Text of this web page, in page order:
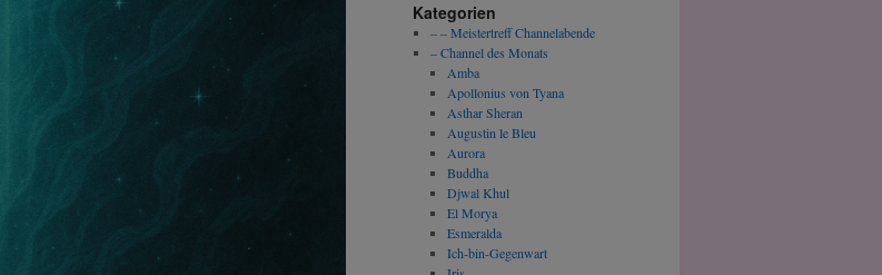
Kategorien
– – Meistertreff Channelabende
– Channel des Monats
Amba
Apollonius von Tyana
Asthar Sheran
Augustin le Bleu
Aurora
Buddha
Djwal Khul
El Morya
Esmeralda
Ich-bin-Gegenwart